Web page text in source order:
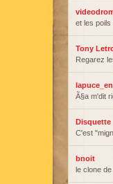
et les poils
Tony
Regarez
Ã§a m'dit
Disquette
C'est
bnoit
le clone